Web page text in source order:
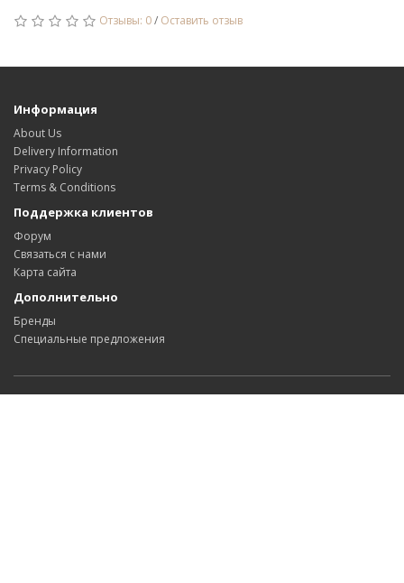
Отзывы: 0/ Оставить отзыв
Информация
About Us
Delivery Information
Privacy Policy
Terms & Conditions
Поддержка клиентов
Форум
Связаться с нами
Карта сайта
Дополнительно
Бренды
Специальные предложения